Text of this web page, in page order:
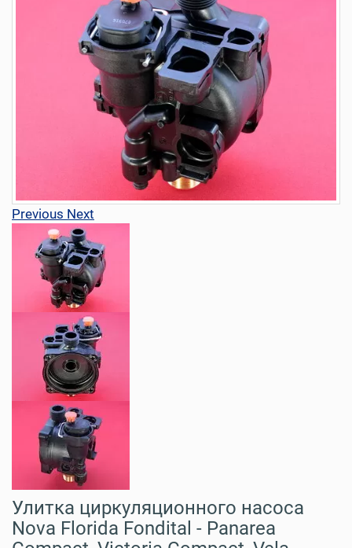
Previous Next
Улитка циркуляционного насоса
Nova Florida Fondital - Panarea